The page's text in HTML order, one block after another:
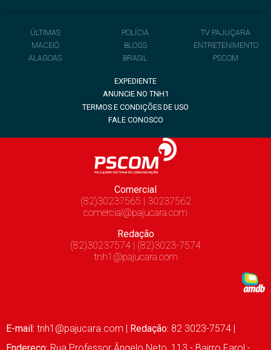
ÚLTIMAS
MACEIÓ
ALAGOAS
POLÍCIA
BLOGS
BRASIL
TV PAJUÇARA
ENTRETENIMENTO
PSCOM
EXPEDIENTE
ANUNCIE NO TNH1
TERMOS E CONDIÇÕES DE USO
FALE CONOSCO
Comercial
(82)30237565 | 30237562
comercial@pajucara.com
Redação
(82)30237574 | (82)3023-7574
tnh1@pajucara.com
E-mail: tnh1@pajucara.com | Redação: 82 3023-7574 |